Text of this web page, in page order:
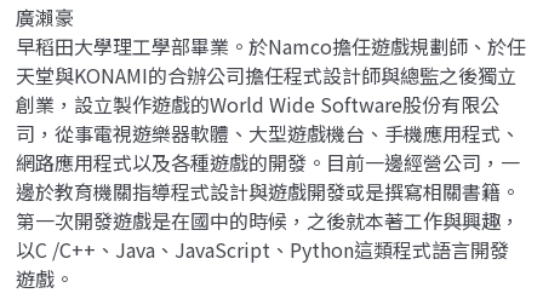
廣瀨豪
早稻田大學理工學部畢業。於Namco擔任遊戲規劃師、於任
天堂與KONAMI的合辦公司擔任程式設計師與總監之後獨立
創業，設立製作遊戲的World Wide Software股份有限公
司，從事電視遊樂器軟體、大型遊戲機台、手機應用程式、
網路應用程式以及各種遊戲的開發。目前一邊經營公司，一
邊於教育機關指導程式設計與遊戲開發或是撰寫相關書籍。
第一次開發遊戲是在國中的時候，之後就本著工作與興趣，
以C /C++、Java、JavaScript、Python這類程式語言開發
遊戲。